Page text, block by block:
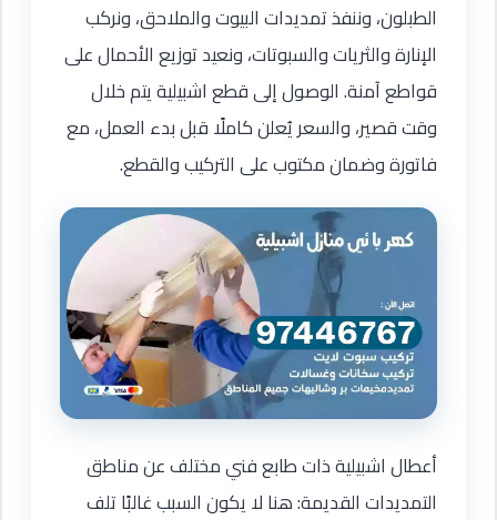
الطبلون، وننفذ تمديدات البيوت والملاحق، ونركب
الإنارة والثريات والسبوتات، ونعيد توزيع الأحمال على
قواطع آمنة. الوصول إلى قطع اشبيلية يتم خلال
وقت قصير، والسعر يُعلن كاملًا قبل بدء العمل، مع
فاتورة وضمان مكتوب على التركيب والقطع.
أعطال اشبيلية ذات طابع فني مختلف عن مناطق
التمديدات القديمة: هنا لا يكون السبب غالبًا تلف